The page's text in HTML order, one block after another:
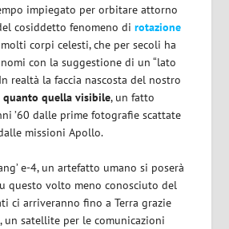
impiegato per orbitare attorno
cosiddetto fenomeno dirotazione
corpi celesti, che per secoli ha
con la suggestione di un “lato
realtà la faccia nascosta del nostro
quanto quella visibile, un fatto
’60 dalle prime fotografie scattate
missioni Apollo.
e-4, un artefatto umano si poserà
questo volto meno conosciuto del
ci arriveranno fino a Terra grazie
, un satellite per le comunicazioni